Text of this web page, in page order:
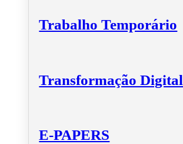
Trabalho Temporário
Transformação Digital
E-PAPERS